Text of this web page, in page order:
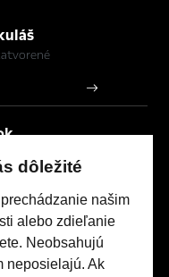
dôležité
našim
alebo zdieľanie
Neobsahujú
neposielajú. Ak